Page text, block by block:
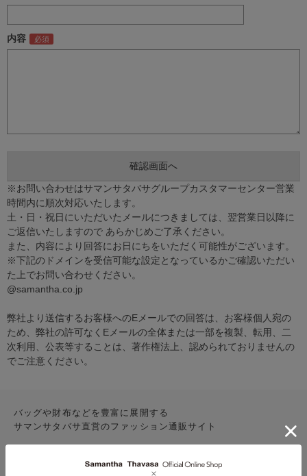
内容
※お問い合わせはサマンサタバサグループカスタマーセンター営業
時間内に順次対応いたします。
土・日・祝日にいただいたメールにつきましては、翌営業日以降に
ご返信いたしますので あらかじめご了承ください。
また、内容により回答にお日にちをいただく可能性がございます。
※下記のドメインを受信可能な設定となっているかご確認いただい
た上でお問い合わせください。
@samantha.co.jp
弊社より送信するお客様へのEメールでの回答は、お客様個人宛の
ため、弊社の許可なくEメールの全体または一部を複製、転用、二
次利用、公表等することは、著作権法上、認められておりませんの
でご注意ください。
バッグや財布などを豊富に展開する
サマンサタバサ直営のファッション通販サイト